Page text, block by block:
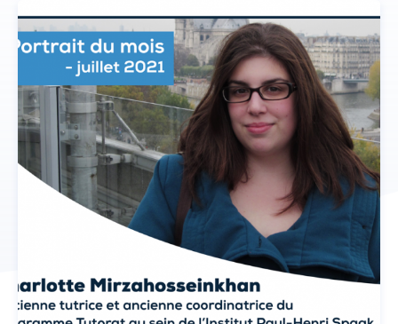
Donateurs
ACTUALITÉS
CONTACT
NOUS SOUTENIR